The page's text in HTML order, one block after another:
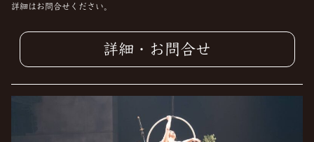
詳細はお問合せください。
詳細・お問合せ